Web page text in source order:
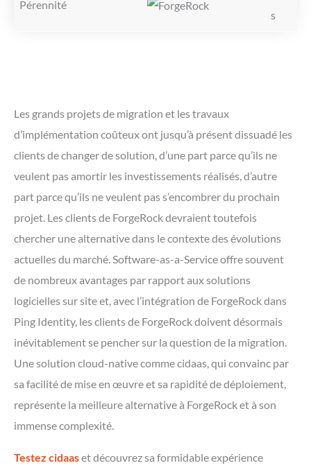
Pérennité
Les grands projets de migration et les travaux
d’implémentation coûteux ont jusqu’à présent dissuadé les
clients de changer de solution, d’une part parce qu’ils ne
veulent pas amortir les investissements réalisés, d’autre
part parce qu’ils ne veulent pas s’encombrer du prochain
projet. Les clients de ForgeRock devraient toutefois
chercher une alternative dans le contexte des évolutions
actuelles du marché. Software-as-a-Service offre souvent
de nombreux avantages par rapport aux solutions
logicielles sur site et, avec l’intégration de ForgeRock dans
Ping Identity, les clients de ForgeRock doivent désormais
inévitablement se pencher sur la question de la migration.
Une solution cloud-native comme cidaas, qui convainc par
sa facilité de mise en œuvre et sa rapidité de déploiement,
représente la meilleure alternative à ForgeRock et à son
immense complexité.
Testez cidaaset découvrez sa formidable expérience